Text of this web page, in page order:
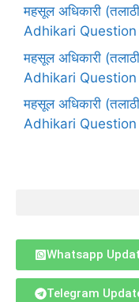
महसूल अधिकारी
Adhikari
महसूल अधिकारी
Adhikari Question
महसूल अधिकारी
Adhikari
Whatsapp
Telegram